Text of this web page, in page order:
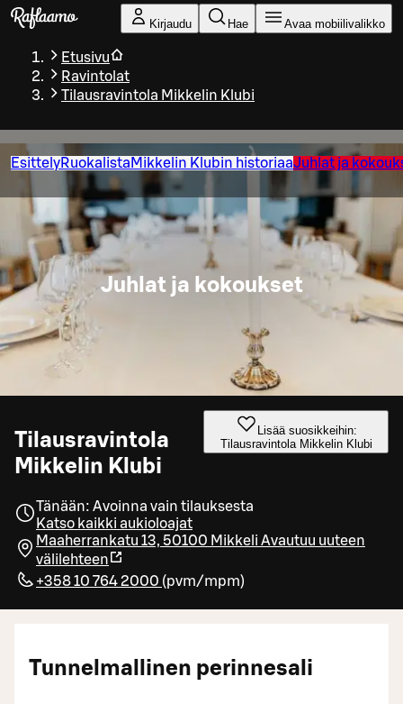
Siirry pääsisältöön
Kirjaudu Hae Avaa mobiilivalikko
Etusivu
Ravintolat
Tilausravintola Mikkelin Klubi
EsittelyRuokalista Mikkelin Klubin historiaaJuhlat ja
Juhlat ja kokoukset
Tilausravintola
Mikkelin Klubi
Lisää suosikkeihin:
Tilausravintola Mikkelin Klubi
Tänään: Avoinna vain tilauksesta
Katso kaikki aukioloajat
Maaherrankatu 13, 50100 Mikkeli Avautuu uuteen
välilehteen
+358 10 764 2000 (pvm/mpm)
Tunnelmallinen perinnesali